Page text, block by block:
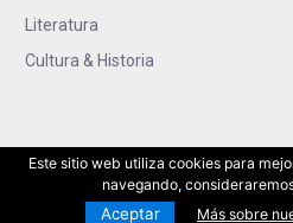
Literatura
Cultura & Historia
Este sitio web utiliza cookies para
navegando,
Aceptar Más sobre